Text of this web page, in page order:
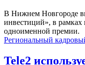
В Нижнем Новгороде
инвестиций», в рамках
одноименной премии.
Региональный
Tele2